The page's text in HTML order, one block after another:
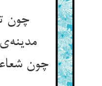
چون
چون